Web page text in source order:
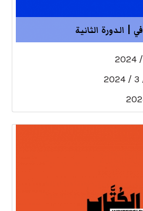
| الدورة الثانية